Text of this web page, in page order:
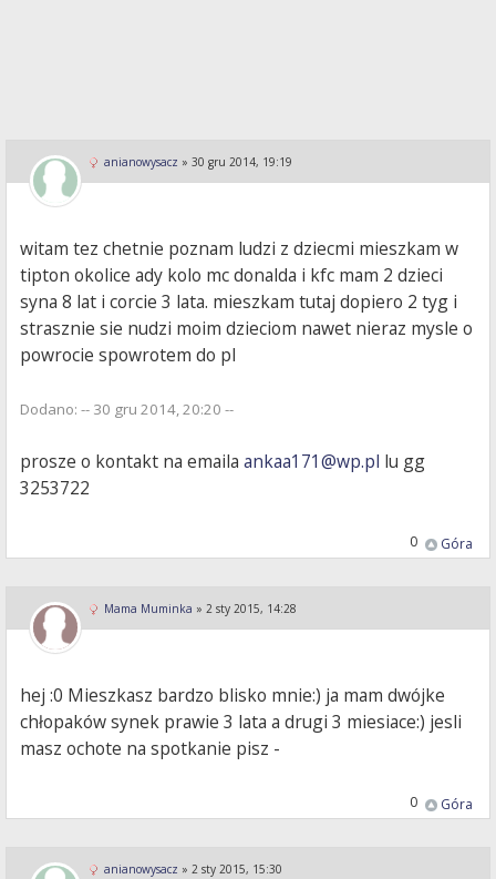
anianowysacz » 30 gru 2014, 19:19
witam tez chetnie poznam ludzi z dziecmi mieszkam w
tipton okolice ady kolo mc donalda i kfc mam 2 dzieci
syna 8 lat i corcie 3 lata. mieszkam tutaj dopiero 2 tyg i
strasznie sie nudzi moim dzieciom nawet nieraz mysle o
powrocie spowrotem do pl
Dodano: -- 30 gru 2014, 20:20 --
prosze o kontakt na emailaankaa171@wp.pl lu gg
3253722
Góra
0
Mama Muminka » 2 sty 2015, 14:28
hej :0 Mieszkasz bardzo blisko mnie:) ja mam dwójke
chłopaków synek prawie 3 lata a drugi 3 miesiace:) jesli
masz ochote na spotkanie pisz -
Góra
0
anianowysacz » 2 sty 2015, 15:30